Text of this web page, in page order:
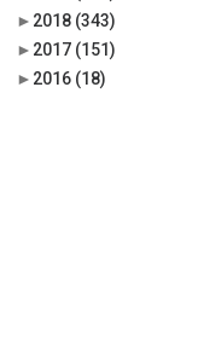
► 2018 (343)
► 2017 (151)
► 2016 (18)